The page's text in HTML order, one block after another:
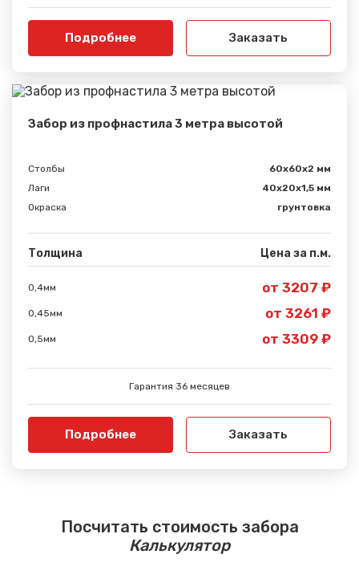
Подробнее Заказать
Забор из профнастила 3 метра высотой
Столбы
60х60х2 мм
Лаги
40х20х1,5 мм
Окраска
грунтовка
Толщина Цена за п.м.
0,4мм от 3207 ₽
0,45мм от 3261 ₽
0,5мм от 3309 ₽
Гарантия 36 месяцев
Подробнее Заказать
Посчитать стоимость забора
Калькулятор